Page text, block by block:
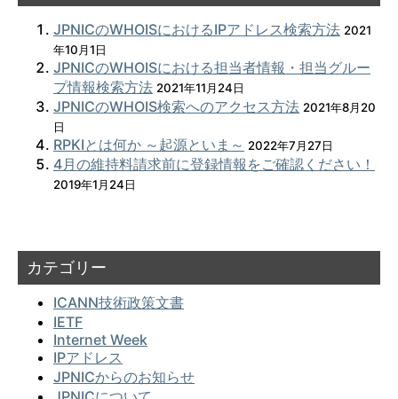
JPNICのWHOISにおけるIPアドレス検索方法 2021
年10月1日
JPNICのWHOISにおける担当者情報・担当グルー
プ情報検索方法 2021年11月24日
JPNICのWHOIS検索へのアクセス方法 2021年8月20
日
RPKIとは何か ～起源といま～ 2022年7月27日
4月の維持料請求前に登録情報をご確認ください！
2019年1月24日
カテゴリー
ICANN技術政策文書
IETF
Internet Week
IPアドレス
JPNICからのお知らせ